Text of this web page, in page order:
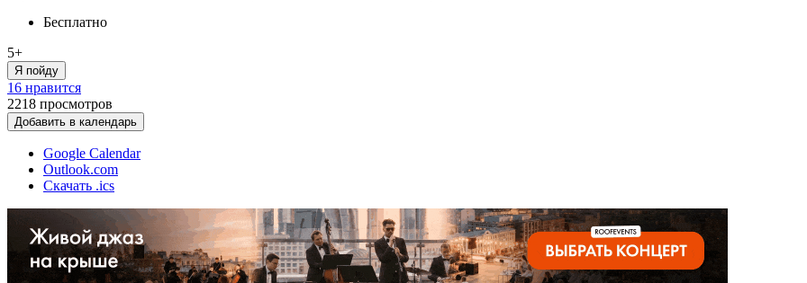
Бесплатно
5+
Я пойду
16 нравится
2218 просмотров
Добавить в календарь
Google Calendar
Outlook.com
Скачать .ics